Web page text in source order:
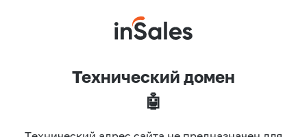
Технический домен
🤖